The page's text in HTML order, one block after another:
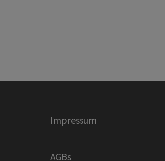
Impressum
AGBs